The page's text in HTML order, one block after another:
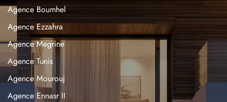
Agence Boumhel
Agence Ezzahra
Agence Megrine
Agence Tunis
Agence Mourouj
Agence Ennasr II